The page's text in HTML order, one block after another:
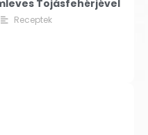
Tojásfehérjével
Receptek